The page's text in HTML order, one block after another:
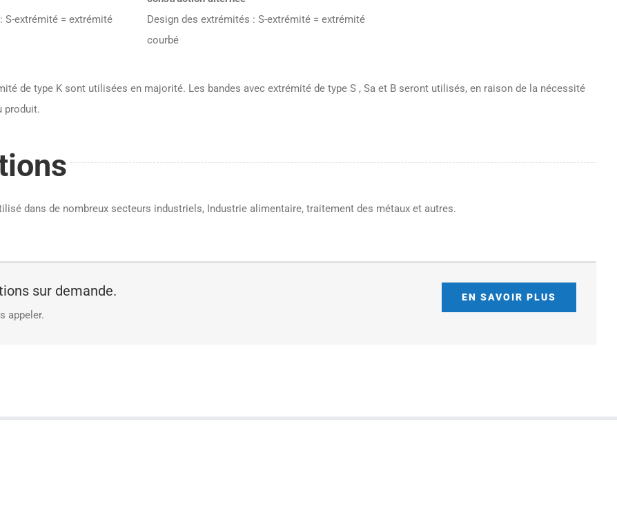
S-extrémité = extrémité
Design des extrémités : S-extrémité = extrémité
courbé
de type K sont utilisées en majorité. Les bandes avec extrémité de type S , Sa et B seront utilisés, en raison de la nécessité
produit.
dans de nombreux secteurs industriels, Industrie alimentaire, traitement des métaux et autres.
EN SAVOIR PLUS
sur demande.
appeler.